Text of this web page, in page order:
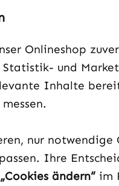
Sichtfenster aus Glas,
Onlineshop
und
Inhalte
nur notwendige
Ihre
„Cookies ändern“ im